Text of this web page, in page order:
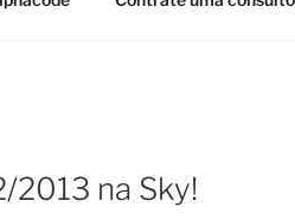
2013 na Sky!